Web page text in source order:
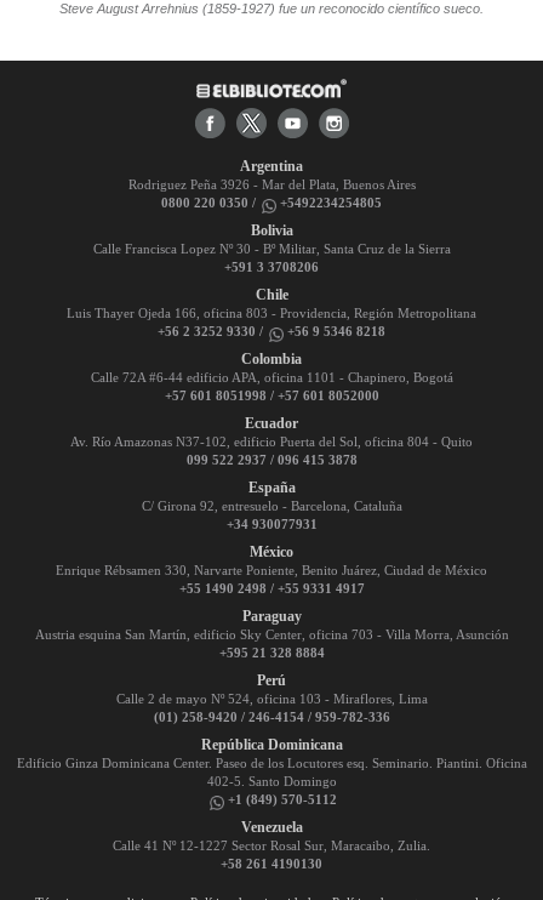
Steve August Arrehnius (1859-1927) fue un reconocido científico sueco.
Argentina
Rodriguez Peña 3926 - Mar del Plata, Buenos Aires
0800 220 0350 /
+5492234254805
Bolivia
Calle Francisca Lopez Nº 30 - Bº Militar, Santa Cruz de la Sierra
+591 3 3708206
Chile
Luis Thayer Ojeda 166, oficina 803 - Providencia, Región Metropolitana
+56 2 3252 9330 /
+56 9 5346 8218
Colombia
Calle 72A #6-44 edificio APA, oficina 1101 - Chapinero, Bogotá
+57 601 8051998 / +57 601 8052000
Ecuador
Av. Río Amazonas N37-102, edificio Puerta del Sol, oficina 804 - Quito
099 522 2937 / 096 415 3878
España
C/ Girona 92, entresuelo - Barcelona, Cataluña
+34 930077931
México
Enrique Rébsamen 330, Narvarte Poniente, Benito Juárez, Ciudad de México
+55 1490 2498 / +55 9331 4917
Paraguay
Austria esquina San Martín, edificio Sky Center, oficina 703 - Villa Morra, Asunción
+595 21 328 8884
Perú
Calle 2 de mayo Nº 524, oficina 103 - Miraflores, Lima
(01) 258-9420 / 246-4154 / 959-782-336
República Dominicana
Edificio Ginza Dominicana Center. Paseo de los Locutores esq. Seminario. Piantini. Oficina
402-5. Santo Domingo
+1 (849) 570-5112
Venezuela
Calle 41 Nº 12-1227 Sector Rosal Sur, Maracaibo, Zulia.
+58 261 4190130